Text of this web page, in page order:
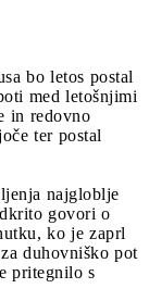
bo letos postal
med letošnjimi
in redovno
ter postal
najgloblje
govori o
ko je zaprl
duhovniško pot
pritegnilo s